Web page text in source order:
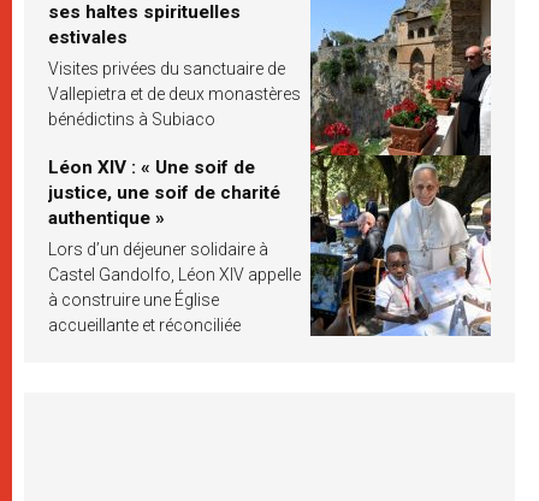
ses haltes spirituelles
estivales
Visites privées du sanctuaire de
Vallepietra et de deux monastères
bénédictins à Subiaco
Léon XIV : « Une soif de
justice, une soif de charité
authentique »
Lors d’un déjeuner solidaire à
Castel Gandolfo, Léon XIV appelle
à construire une Église
accueillante et réconciliée